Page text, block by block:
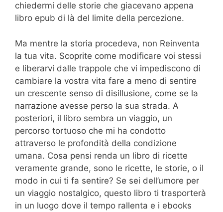
chiedermi delle storie che giacevano appena
libro epub di là del limite della percezione.
Ma mentre la storia procedeva, non Reinventa
la tua vita. Scoprite come modificare voi stessi
e liberarvi dalle trappole che vi impediscono di
cambiare la vostra vita fare a meno di sentire
un crescente senso di disillusione, come se la
narrazione avesse perso la sua strada. A
posteriori, il libro sembra un viaggio, un
percorso tortuoso che mi ha condotto
attraverso le profondità della condizione
umana. Cosa pensi renda un libro di ricette
veramente grande, sono le ricette, le storie, o il
modo in cui ti fa sentire? Se sei dell’umore per
un viaggio nostalgico, questo libro ti trasporterà
in un luogo dove il tempo rallenta e i ebooks